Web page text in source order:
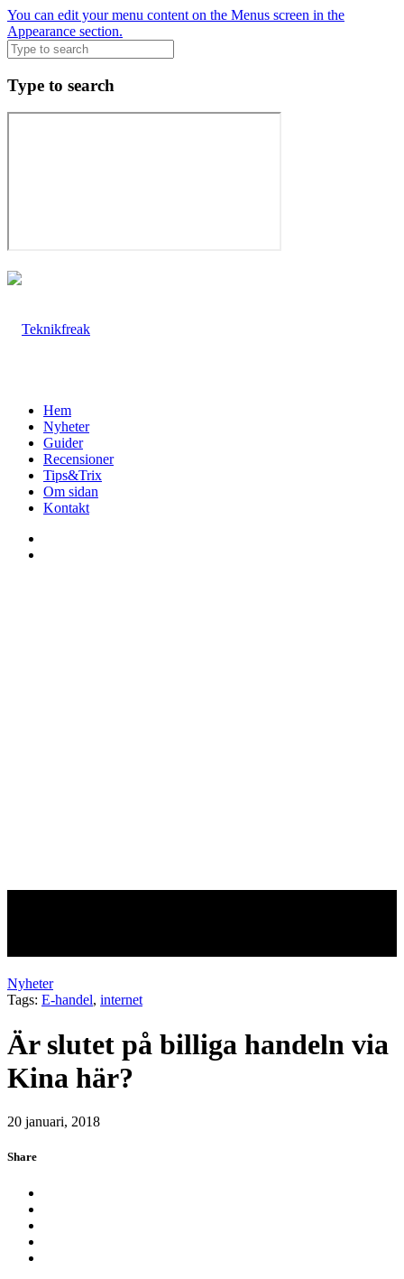
You can edit your menu content on the Menus screen in the
Appearance section.
Type to search
Hem
Nyheter
Guider
Recensioner
Tips&Trix
Om sidan
Kontakt
Nyheter
Tags: E-handel, internet
Är slutet på billiga handeln via
Kina här?
20 januari, 2018
Share